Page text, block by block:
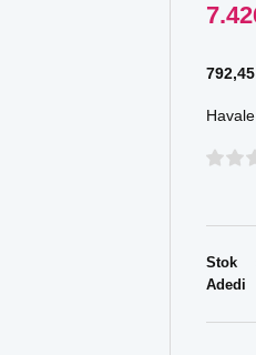
Stok
Adedi